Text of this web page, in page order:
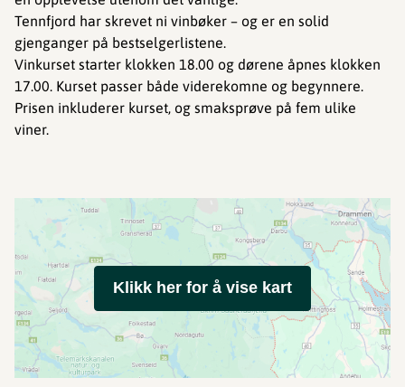
Tennfjord har skrevet ni vinbøker – og er en solid
gjenganger på bestselgerlistene.
Vinkurset starter klokken 18.00 og dørene åpnes klokken
17.00. Kurset passer både viderekomne og begynnere.
Prisen inkluderer kurset, og smaksprøve på fem ulike
viner.
Klikk her for å vise kart